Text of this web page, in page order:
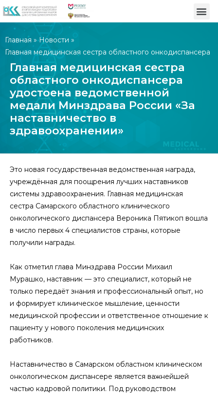
Главная »Новости »
Главная медицинская сестра областного онкодиспансера
удостоена ведомственной медали Минздрава России «За
наставничество в здравоохранении»
Главная медицинская сестра
областного онкодиспансера
удостоена ведомственной
медали Минздрава России «За
наставничество в
здравоохранении»
Это новая государственная ведомственная награда,
учреждённая для поощрения лучших наставников
системы здравоохранения. Главная медицинская
сестра Самарского областного клинического
онкологического диспансера Вероника Пятикоп вошла
в число первых 4 специалистов страны, которые
получили награды.
Как отметил глава Минздрава России Михаил
Мурашко, наставник — это специалист, который не
только передаёт знания и профессиональный опыт, но
и формирует клиническое мышление, ценности
медицинской профессии и ответственное отношение к
пациенту у нового поколения медицинских
работников.
Наставничество в Самарском областном клиническом
онкологическом диспансере является важнейшей
частью кадровой политики. Под руководством